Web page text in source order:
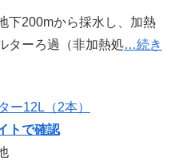
下200mから採水し、加熱
ターろ過（非加熱処…続き
ー12L（2本）
トで確認